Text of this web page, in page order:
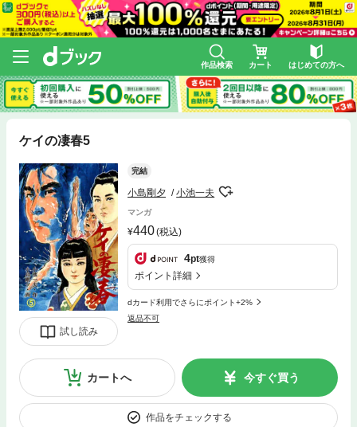
作品検索 カート はじめての方へ
ケイの凄春5
試し読み
完結
小島剛夕 小池一夫
マンガ
440(税込)
4pt獲得
ポイント詳細
dカード利用でさらにポイント+2%
返品不可
カートへ 今すぐ買う
作品をチェックする